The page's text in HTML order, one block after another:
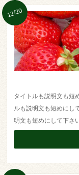
タイトルも説明文も短
ルも説明文も短めにし
明文も短めにして下さ
12/20